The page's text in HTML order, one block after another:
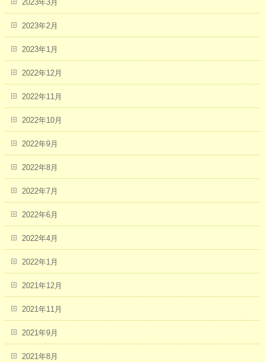
2023年3月
2023年2月
2023年1月
2022年12月
2022年11月
2022年10月
2022年9月
2022年8月
2022年7月
2022年6月
2022年4月
2022年1月
2021年12月
2021年11月
2021年9月
2021年8月